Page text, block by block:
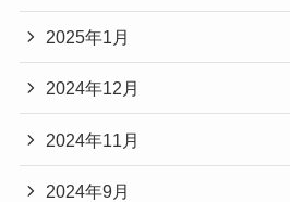
2025年1月
2024年12月
2024年11月
2024年9月